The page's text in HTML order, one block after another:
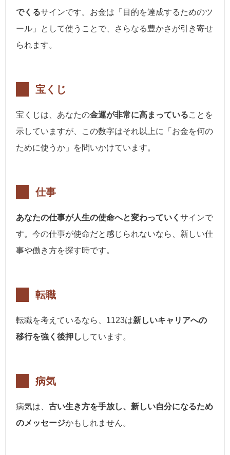
でくるサインです。お金は「目的を達成するためのツ
ール」として使うことで、さらなる豊かさが引き寄せ
られます。
宝くじ
宝くじは、あなたの金運が非常に高まっていることを
示していますが、この数字はそれ以上に「お金を何の
ために使うか」を問いかけています。
仕事
あなたの仕事が人生の使命へと変わっていく サインで
す。今の仕事が使命だと感じられないなら、新しい仕
事や働き方を探す時です。
転職
転職を考えているなら、1123は新しいキャリアへの
移行を強く後押し しています。
病気
病気は、 古い生き方を手放し、新しい自分になるため
のメッセージかもしれません。